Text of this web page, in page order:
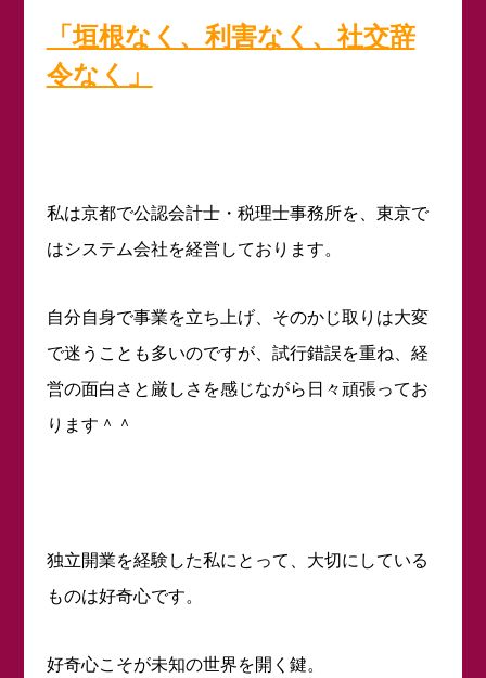
「垣根なく、利害なく、社交辞
令なく」
私は京都で公認会計士・税理士事務所を、東京で
はシステム会社を経営しております。
自分自身で事業を立ち上げ、そのかじ取りは大変
で迷うことも多いのですが、試行錯誤を重ね、経
営の面白さと厳しさを感じながら日々頑張ってお
ります＾＾
独立開業を経験した私にとって、大切にしている
ものは好奇心です。
好奇心こそが未知の世界を開く鍵。